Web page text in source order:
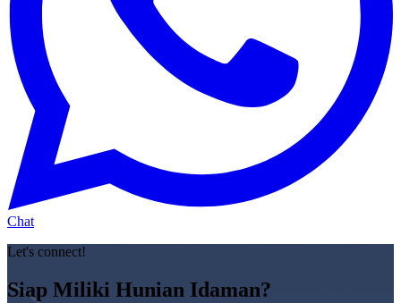
Chat
Let's connect!
Siap Miliki Hunian Idaman?